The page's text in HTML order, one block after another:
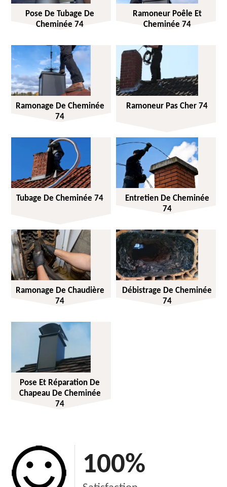
Pose De Tubage De
Cheminée 74
Ramoneur Poêle Et
Cheminée 74
Ramonage De Cheminée
74
Ramoneur Pas Cher 74
Tubage De Cheminée 74
Entretien De Cheminée
74
Ramonage De Chaudière
74
Débistrage De Cheminée
74
Pose Et Réparation De
Chapeau De Cheminée
74
100%